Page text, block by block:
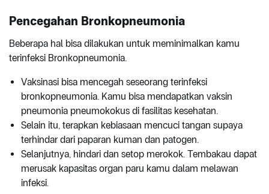
Pencegahan Bronkopneumonia
Beberapa hal bisa dilakukan untuk meminimalkan kamu
terinfeksi Bronkopneumonia.
Vaksinasi bisa mencegah seseorang terinfeksi
bronkopneumonia. Kamu bisa mendapatkan vaksin
pneumonia pneumokokus di fasilitas kesehatan.
Selain itu, terapkan kebiasaan mencuci tangan supaya
terhindar dari paparan kuman dan patogen.
Selanjutnya, hindari dan setop merokok. Tembakau dapat
merusak kapasitas organ paru kamu dalam melawan
infeksi.